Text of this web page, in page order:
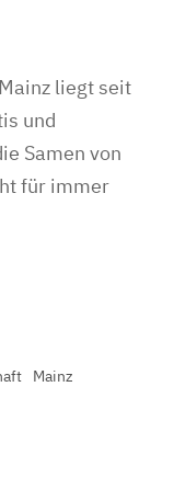
liegt seit
und
Samen von
für immer
Mainz